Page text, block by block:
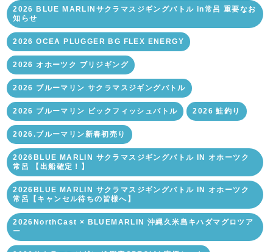
2026 BLUE MARLINサクラマスジギングバトル in常呂 重要なお
知らせ
2026 OCEA PLUGGER BG FLEX ENERGY
2026 オホーツク ブリジギング
2026 ブルーマリン サクラマスジギングバトル
2026 ブルーマリン ビックフィッシュバトル 2026 鮭釣り
2026.ブルーマリン新春初売り
2026BLUE MARLIN サクラマスジギングバトル IN オホーツク
常呂 【出船確定！】
2026BLUE MARLIN サクラマスジギングバトル IN オホーツク
常呂【キャンセル待ちの皆様へ】
2026NorthCast × BLUEMARLIN 沖縄久米島キハダマグロツア
ー